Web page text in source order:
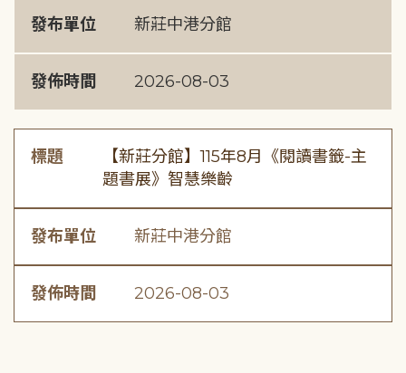
發布單位 新莊中港分館
發佈時間 2026-08-03
標題
【新莊分館】115年8月《閱讀書籤-主
題書展》智慧樂齡
發布單位 新莊中港分館
發佈時間 2026-08-03